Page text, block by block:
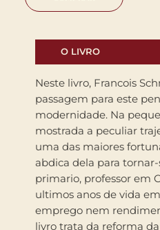
O LIVRO
Neste livro, Francois
passagem para este
modernidade. Na
mostrada a peculiar
uma das maiores
abdica dela para
primario, professor em
ultimos anos de vida
emprego nem
livro trata da reforma da Logica, da qual